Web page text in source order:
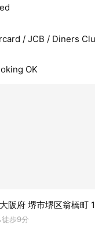
/ JCB / Diners
OK
阪府 堺市堺区翁橋町
徒歩9分